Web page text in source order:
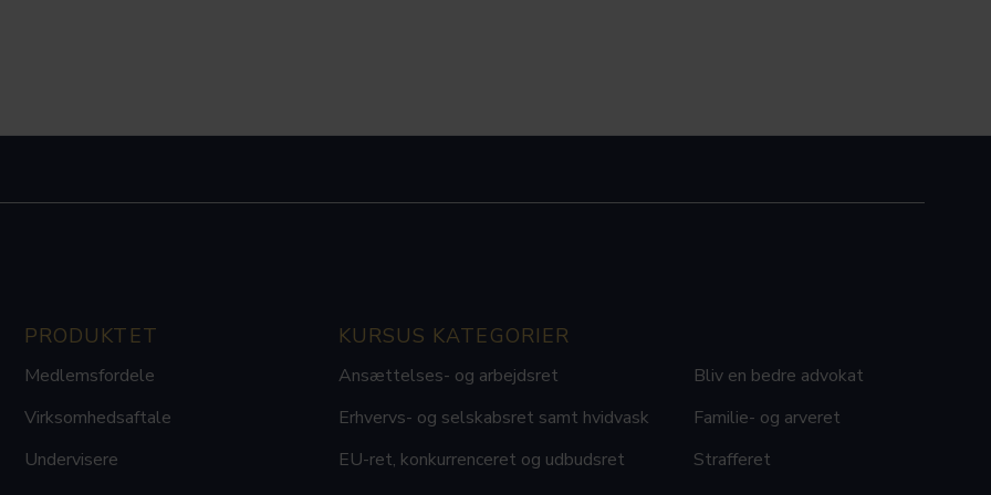
PRODUKTET
Medlemsfordele
Virksomhedsaftale
Undervisere
KURSUS KATEGORIER
Ansættelses- og arbejdsret
Erhvervs- og selskabsret samt hvidvask
EU-ret, konkurrenceret og udbudsret
Bliv en bedre advokat
Familie- og arveret
Strafferet